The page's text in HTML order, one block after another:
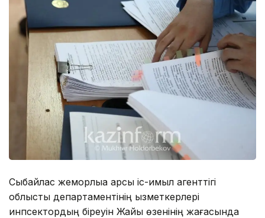
Сыбайлас жемқорлыққа қарсы іс-қимыл агенттігі
облыстық департаментінің қызметкерлері
инпсектордың біреуін Жайық өзенінің жағасында